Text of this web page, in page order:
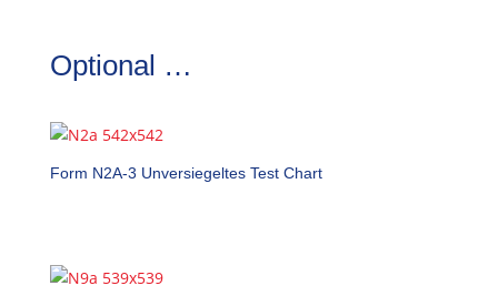
Optional …
Form N2A-3 Unversiegeltes Test Chart